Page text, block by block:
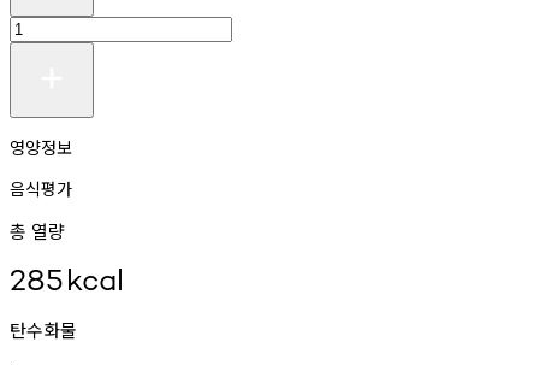
영양정보
음식평가
총 열량
285kcal
탄수화물